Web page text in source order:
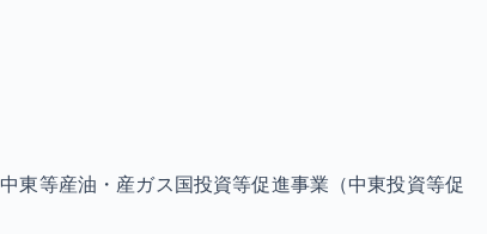
東等産油・産ガス国投資等促進事業（中東投資等促